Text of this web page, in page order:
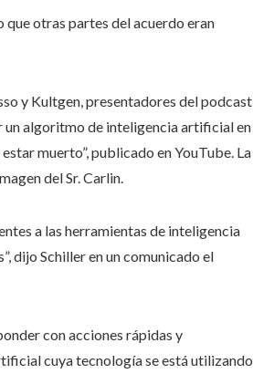
que otras partes del acuerdo eran
y Kultgen, presentadores del podcast
un algoritmo de inteligencia artificial en
muerto”, publicado en YouTube. La
del Sr. Carlin.
a las herramientas de inteligencia
dijo Schiller en un comunicado el
con acciones rápidas y
cuya tecnología se está utilizando